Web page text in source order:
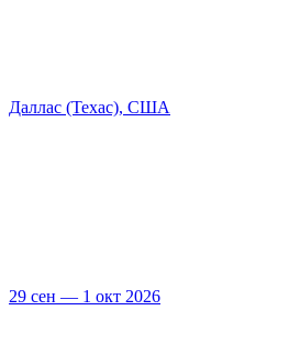
Даллас (Техас), США
29 сен — 1 окт 2026